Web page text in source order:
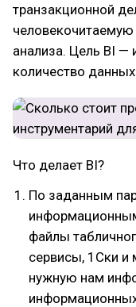
транзакционной
анализа. Цель BI —
количество данных.
Что делает BI?
По заданным
файлы
сервисы, 1Ски и
нужную нам